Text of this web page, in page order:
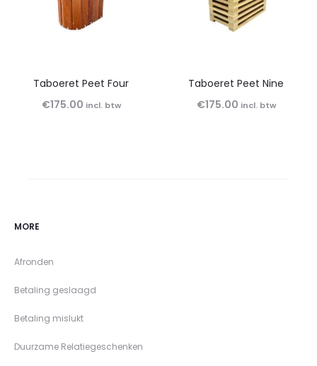
Taboeret Peet Four
€175.00 incl. btw
Taboeret Peet Nine
€175.00 incl. btw
MORE
Afronden
Betaling geslaagd
Betaling mislukt
Duurzame Relatiegeschenken